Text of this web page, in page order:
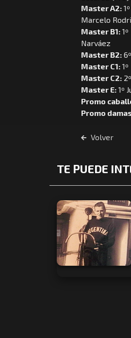
Master A2:
Marcelo
Master B1:
Narváez
Master B2:
Master C1:
Master C2:
Master E: 1º
Promo
Promo
Volver
TE PUEDE